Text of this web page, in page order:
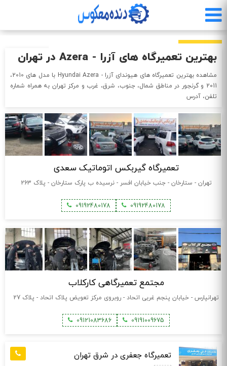
محتوای
بهترین تعمیرگاه های آزرا - Azera در تهران
مشاهده بهترین تعمیرگاه های هیوندای آزرا - Hyundai Azera با مدل های 2010،
2011 و گرنجور در مناطق شمال، جنوب، شرق، غرب و مرکز تهران به همراه شماره
تلفن، آدرس
تعمیرگاه گیربکس اتوماتیک سعدی
تهران - ستارخان - جنب خیابان افسر - نرسیده ب پارک ستارخان - پلاک 263
09192480178
09192480178
مجتمع تعمیرگاهی کارکلاب
تهرانپارس - خیابان پنجم غربی اتحاد - روبروی مرکز تعویض پلاک اتحاد - پلاک 27
09191009675
09121083686
تعمیرگاه جعفری در شرق تهران